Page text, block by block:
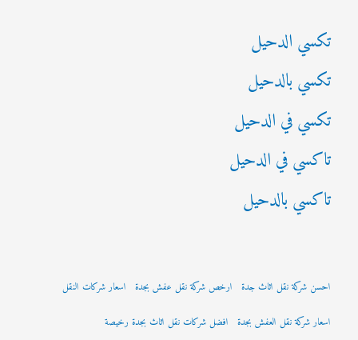
:تكسي الدحيل
تكسي بالدحيل
تكسي في الدحيل
تاكسي في الدحيل
تاكسي بالدحيل
احسن شركة نقل اثاث جدة ارخص شركة نقل عفش بجدة اسعار شركات النقل
اسعار شركة نقل العفش بجدة افضل شركات نقل اثاث بجدة رخيصة